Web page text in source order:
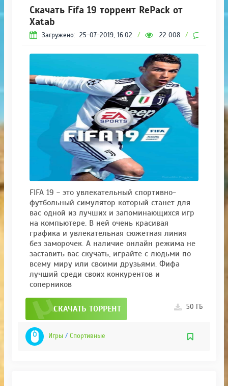
Скачать Fifa 19 торрент RePack от
Xatab
Загружено: 25-07-2019, 16:02 / 22 008 /
FIFA 19 - это увлекательный спортивно-
футбольный симулятор который станет для
вас одной из лучших и запоминающихся игр
на компьютере. В ней очень красивая
графика и увлекательная сюжетная линия
без заморочек. А наличие онлайн режима не
заставить вас скучать, играйте с людьми по
всему миру или своими друзьями. Фифа
лучший среди своих конкурентов и
соперников
СКАЧАТЬ ТОРРЕНТ 50 ГБ
Игры / Спортивные